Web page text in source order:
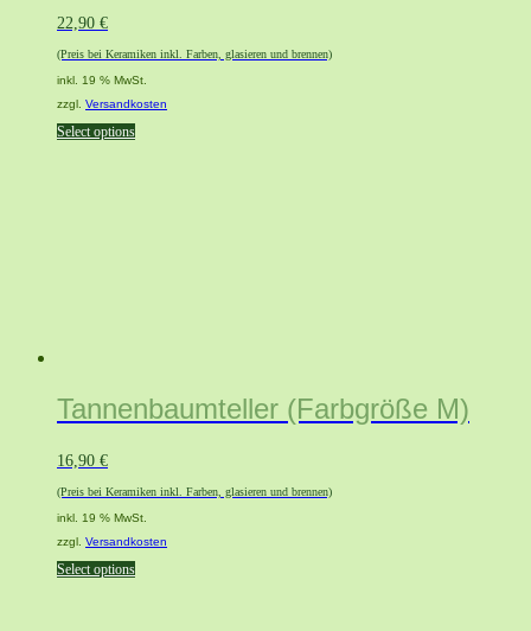
22,90 €
(Preis bei Keramiken inkl. Farben, glasieren und brennen)
inkl. 19 % MwSt.
zzgl. Versandkosten
Select options
Tannenbaumteller (Farbgröße M)
16,90 €
(Preis bei Keramiken inkl. Farben, glasieren und brennen)
inkl. 19 % MwSt.
zzgl. Versandkosten
Select options